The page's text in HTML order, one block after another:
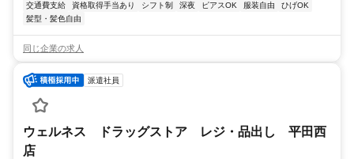
交通費支給
資格取得手当あり シフト制 深夜 ピアスOK 服装自由
ひげOK
髪型・髪色自由
同じ企業の求人
派遣社員
ウェルネス ドラッグストア レジ・品出し 平田西
店